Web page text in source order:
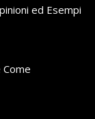
ed Esempi
Come